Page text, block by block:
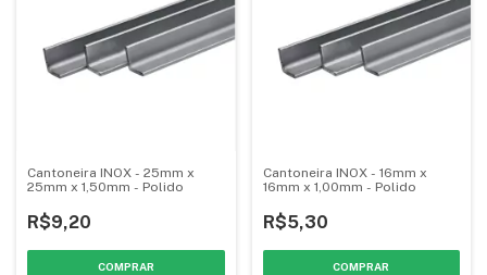
Cantoneira INOX - 25mm x
25mm x 1,50mm - Polido
R$9,20
COMPRAR
Cantoneira INOX - 16mm x
16mm x 1,00mm - Polido
R$5,30
COMPRAR